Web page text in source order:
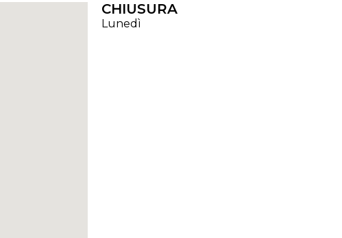
CHIUSURA
Lunedì